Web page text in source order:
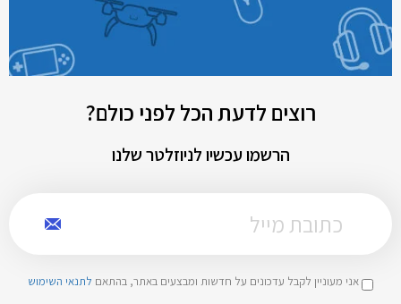
רוצים לדעת הכל לפני כולם?
הרשמו עכשיו לניוזלטר שלנו
אני מעוניין לקבל עדכונים על חדשות ומבצעים באתר, בהתאם לתנאי השימוש